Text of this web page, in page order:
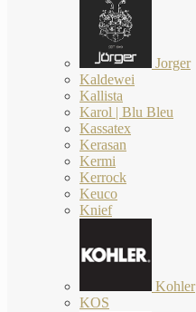
Jorger
Kaldewei
Kallista
Karol | Blu Bleu
Kassatex
Kerasan
Kermi
Kerrock
Keuco
Knief
Kohler
KOS